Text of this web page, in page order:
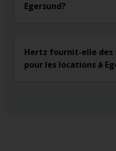
Egersund?
Hertz fournit-elle des
pour les locations à